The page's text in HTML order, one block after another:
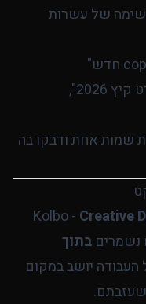
של עשרות
שם טוב: "Adidas IL - קמפיין ספורט קיץ 2026",
שמות אחת ודבקו בה
Creative
נשמרים בתוך
יושב במקום